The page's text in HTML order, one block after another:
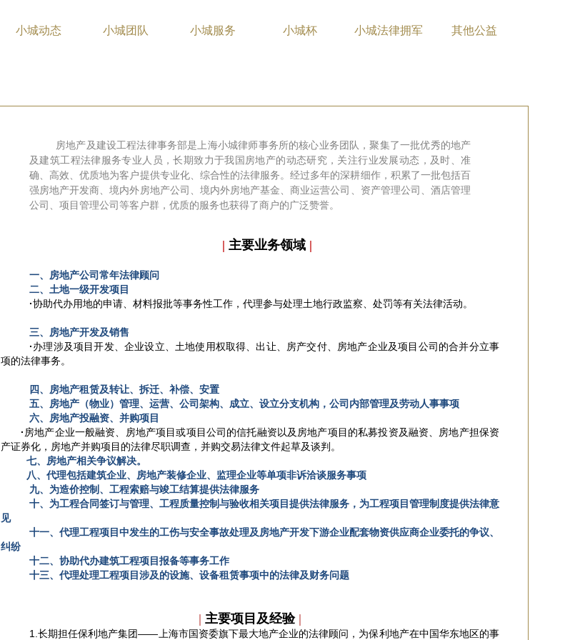
小城动态 小城团队 小城服务 小城杯 小城法律拥军 其他公益
房地产及建设工程法律事务部是上海小城律师事务所的核心业务团队 ，聚集了一批优秀的地产
及建筑工程法律服务专业人员 ，长期致力于我国房地产的动态研究， 关注行业发展动态 ， 及时 、准
确 、 高效 、优质地为客户提供专业化、 综合性的法律服务。经过多年的深耕细作， 积累了一批包括百
强房地产开发商、境内外房地产公司 、 境内外房地产基金 、商业运营公司 、 资产管理公司 、 酒店管理
公司 、 项目管理公司等客户群 ， 优质的服务也获得了商户的广泛赞誉。
| 主要业务领域 |
一、房地产公司常年法律顾问
二、土地一级开发项目
·协助代办用地的申请、材料报批等事务性工作，代理参与处理土地行政监察、处罚等有关法律活动。
三、房地产开发及销售
·办理涉及项目开发、企业设立、土地使用权取得、出让、房产交付、房地产企业及项目公司的合并分立事
项的法律事务。
四、房地产租赁及转让、 拆迁、补偿、安置
五、
房地产（物业）管理、运营、公司架构、成立、设立分支机构，公司内部管理及劳动人事事项
六、房地产投融资、并购项目
· 房地产企业一般融资、房地产项目或项目公司的信托融资以及房地产项目的私募投资及融资、房地产担保资
产证券化，房地产并购项目的法律尽职调查，并购交易法律文件起草及谈判。
七、
房地产相关争议解决。
八、代理包括建筑企业、房地产装修企业、监理企业等单项非诉洽谈服务事项
九、为造价控制、工程索赔与竣工结算提供法律服务
十、为工程合同签订与管理、工程质量控制与验收相关项目提供法律服务，为工程项目管理制度提供法律意
见
十一、代理工程项目中发生的工伤与安全事故处理及房地产开发下游企业配套物资供应商企业委托的争议、
纠纷
十二、协助代办建筑工程项目报备等事务工作
十三、代理处理工程项目涉及的设施、设备租赁事项中的法律及财务问题
| 主要项目及经验 |
1.长期担任保利地产集团——上海市国资委旗下最大地产企业的法律顾问，为保利地产在中国华东地区的事